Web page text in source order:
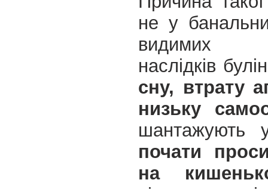
не у
видимих
наслідків
сну, втрату
низьку
почати
на